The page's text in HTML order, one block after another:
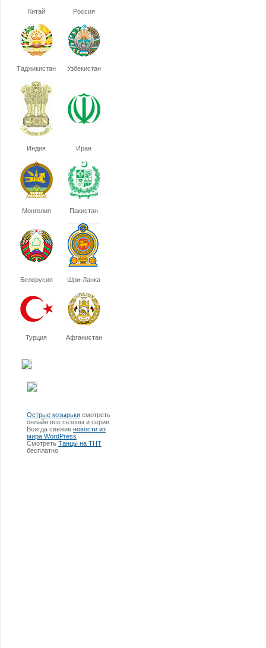
Китай Россия
Таджикистан Узбекистан
Индия Иран
Монголия Пакистан
Белорусия Шри-Ланка
Турция Афганистан
Острые козырьки смотреть
онлайн все сезоны и серии.
Всегда свежие новости из
мира WordPress
Смотреть Танцы на ТНТ
бесплатно